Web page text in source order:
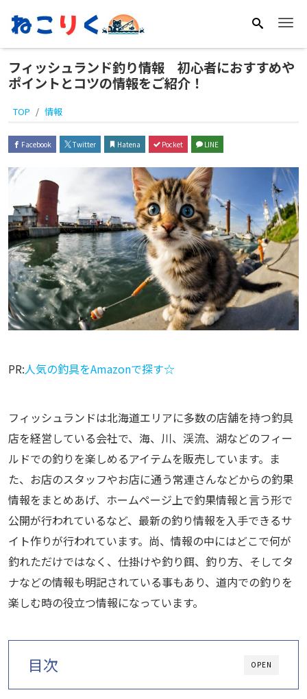
フィッシュランド釣り情報 初心者におすすめや
ポイントとコツの情報をご紹介！
TOP 情報
Facebook Twitter Hatena Pocket LINE
PR:人気の釣具をAmazonで探す☆
フィッシュランドは北海道エリアに多数の店舗を持つ釣具
店を経営している会社で、海、川、渓流、湖などのフィー
ルドでの釣りを楽しめるアイテムを販売しています。ま
た、お店のスタッフやお店に通う常連さんなどからの釣果
情報をまとめあげ、ホームページ上で釣果情報と言う形で
公開が行われているなど、最新の釣り情報を入手できるサ
イト作りが行われています。尚、情報の中にはどこで何が
釣れただけではなく、仕掛けや釣り餌、釣り方、そしてタ
ナなどの情報も明記されている事もあり、道内での釣りを
楽しむ時の役立つ情報になっています。
OPEN
目次